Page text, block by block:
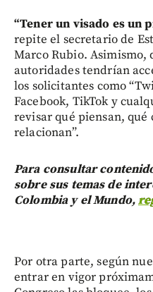
“Tener un visado es un
repite el secretario de
Marco Rubio. Asimismo,
autoridades tendrían
los solicitantes como
Facebook, TikTok y
revisar qué piensan, qué
relacionan”.
Para consultar
sobre sus temas de
Colombia y el Mundo,
Por otra parte, según
entrar en vigor